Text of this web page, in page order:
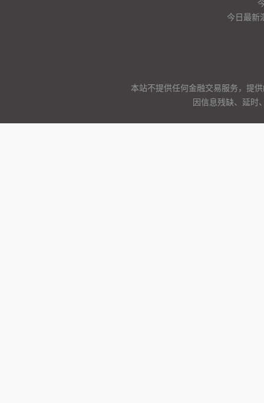
今日最新
本站不提供任何金融交易服务，提
因信息残缺、延时